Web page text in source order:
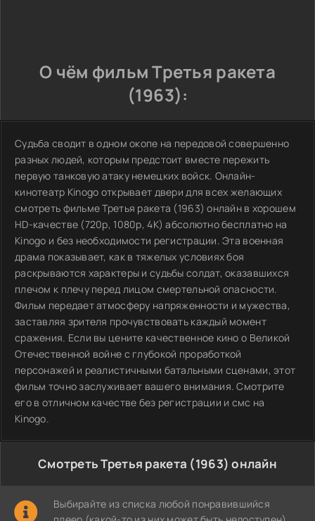
О чём фильм Третья ракета
(1963):
Судьба сводит в одном окопе на передовой совершенно
разных людей, которым предстоит вместе пережить
первую танковую атаку немецких войск. Онлайн-
кинотеатр Kinogo открывает двери для всех желающих
смотреть фильме Третья ракета (1963) онлайн в хорошем
HD-качестве (720p, 1080p, 4K) абсолютно бесплатно на
Kinogo и без необходимости регистрации. Эта военная
драма показывает, как в тяжелых условиях боя
раскрываются характеры и судьбы солдат, оказавшихся
плечом к плечу перед лицом смертельной опасности.
Фильм передает атмосферу напряженности и мужества,
заставляя зрителя прочувствовать каждый момент
сражения. Если вы цените качественное кино о Великой
Отечественной войне с глубокой проработкой
персонажей и реалистичными батальными сценами, этот
фильм точно заслуживает вашего внимания. Смотрите
его в отличном качестве без регистрации и смс на
Kinogo.
Смотреть Третья ракета (1963) онлайн
Выбирайте из списка любой понравившийся